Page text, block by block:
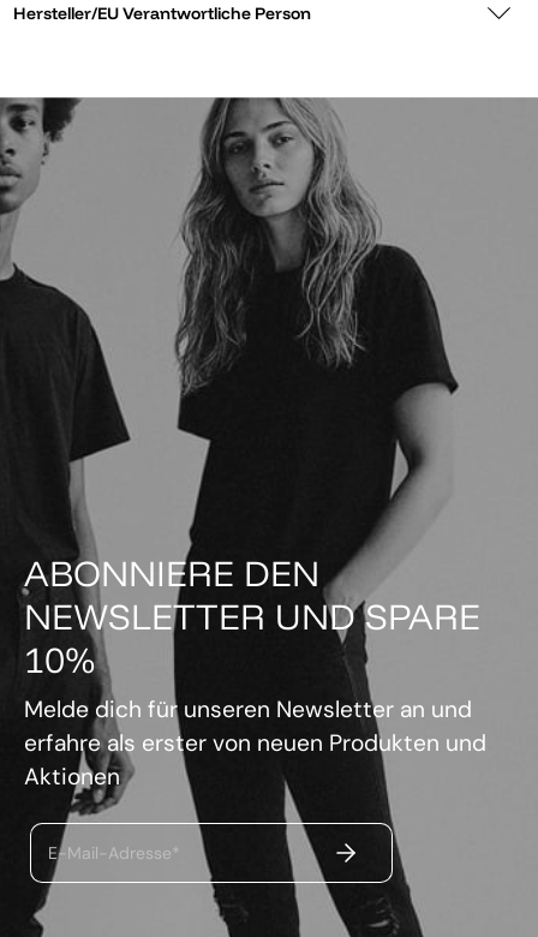
Hersteller/EU Verantwortliche Person
ABONNIERE DEN
NEWSLETTER UND SPARE
10%
Melde dich für unseren Newsletter an und
erfahre als erster von neuen Produkten und
Aktionen
E-Mail-Adresse* ABSENDEN